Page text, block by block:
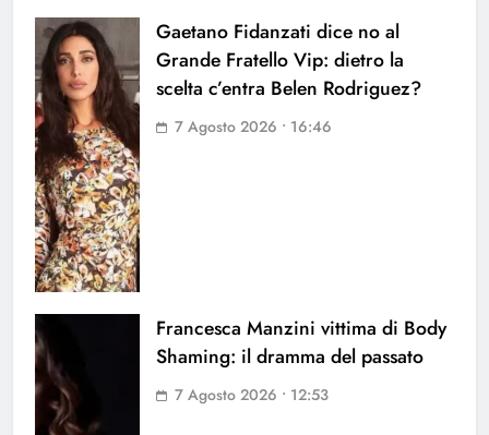
Gaetano Fidanzati dice no al
Grande Fratello Vip: dietro la
scelta c’entra Belen Rodriguez?
7 Agosto 2026 • 16:46
Francesca Manzini vittima di Body
Shaming: il dramma del passato
7 Agosto 2026 • 12:53